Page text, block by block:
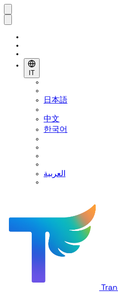
IT
日本語
中文
한국어
العربية